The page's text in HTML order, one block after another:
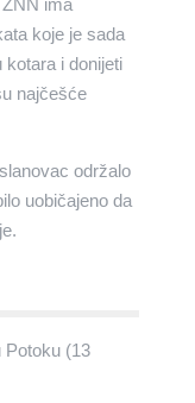
koje je sada
i donijeti
najčešće
održalo
uobičajeno da
Potoku (13